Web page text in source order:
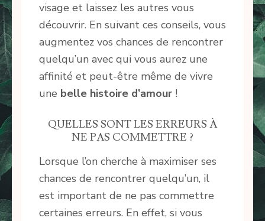
visage et laissez les autres vous
découvrir. En suivant ces conseils, vous
augmentez vos chances de rencontrer
quelqu’un avec qui vous aurez une
affinité et peut-être même de vivre
une belle histoire d’amour !
QUELLES SONT LES ERREURS À
NE PAS COMMETTRE ?
Lorsque l’on cherche à maximiser ses
chances de rencontrer quelqu’un, il
est important de ne pas commettre
certaines erreurs. En effet, si vous